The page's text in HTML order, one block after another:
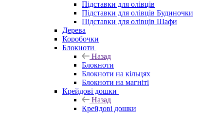
Підставки для олівців
Підставки для олівців Будиночки
Підставки для олівців Шафи
Дерева
Коробочки
Блокноти
Назад
Блокноти
Блокноти на кільцях
Блокноти на магніті
Крейдові дошки
Назад
Крейдові дошки